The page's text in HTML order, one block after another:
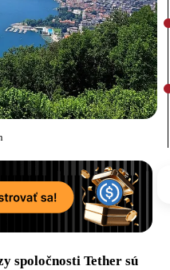
spoločnosti Tether sú